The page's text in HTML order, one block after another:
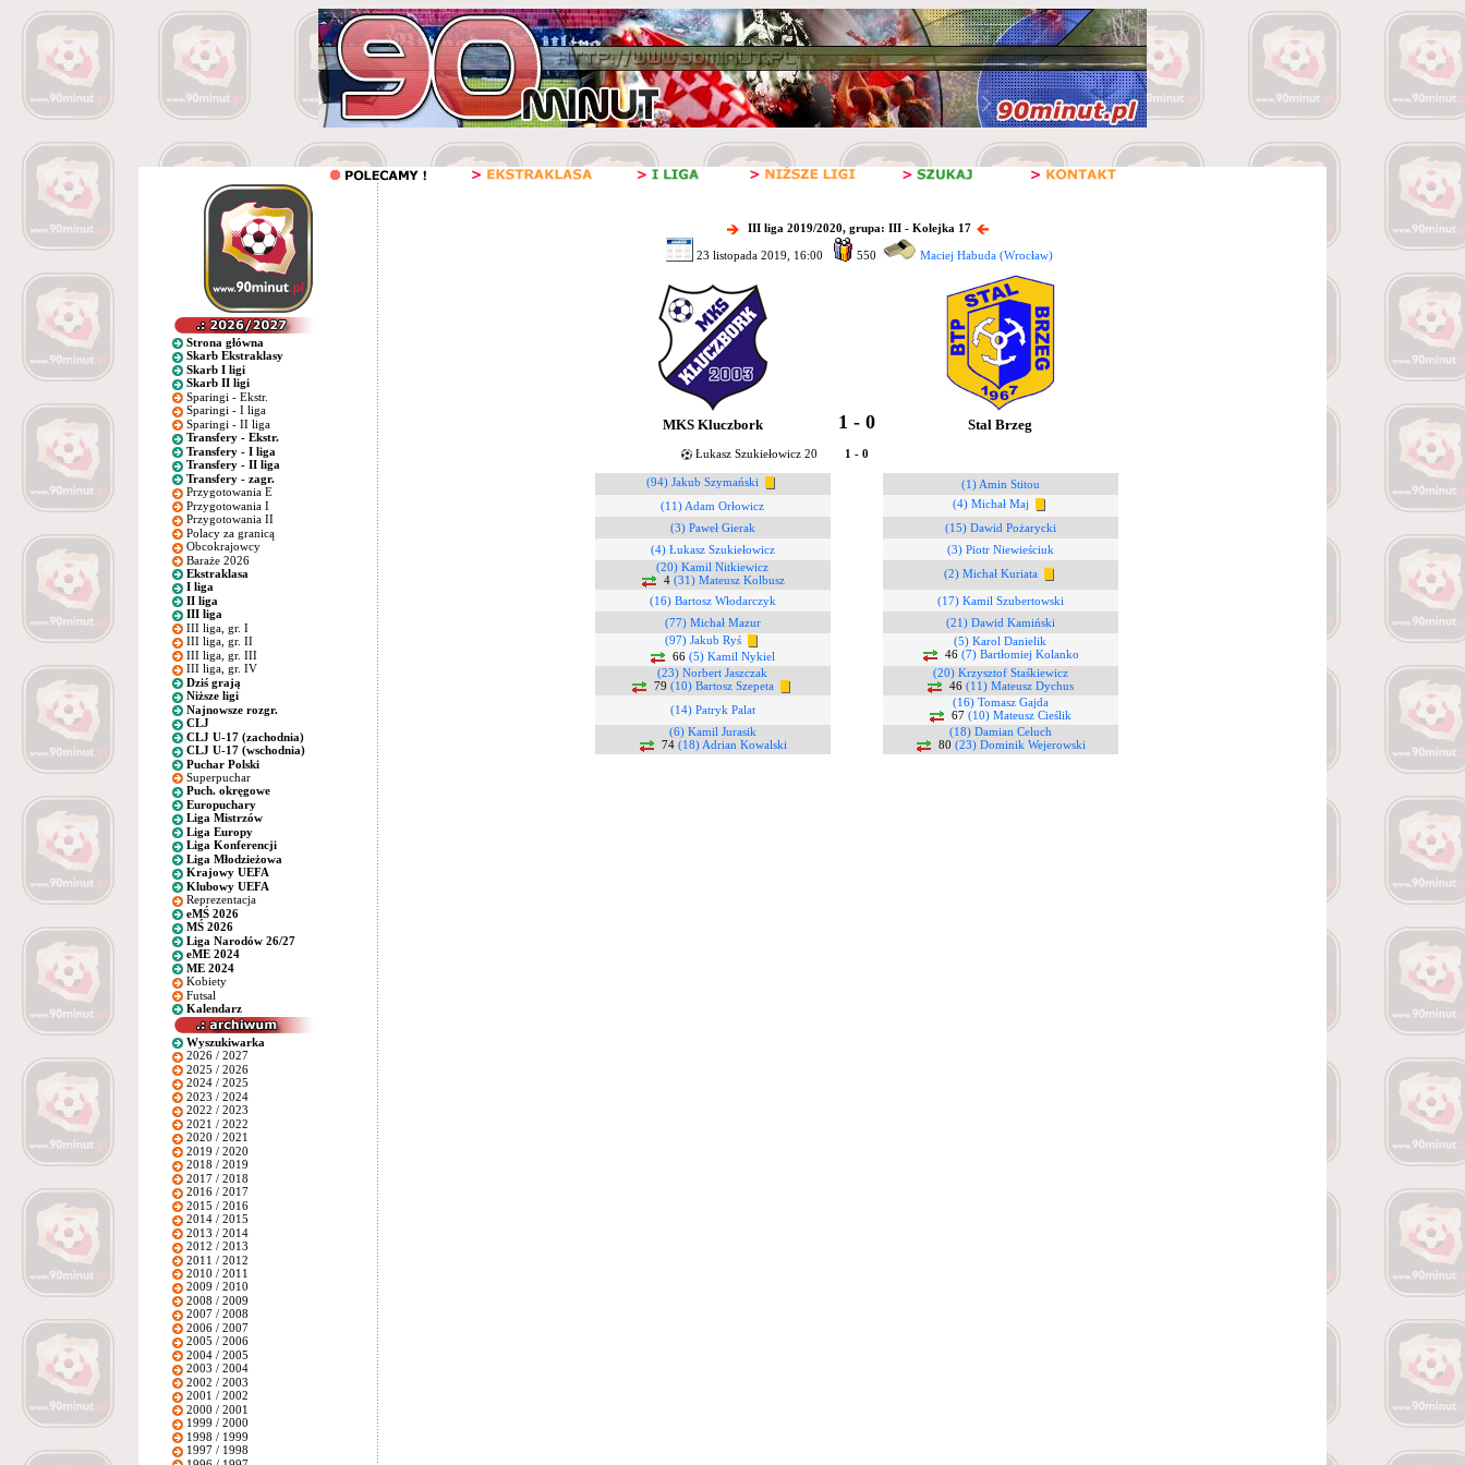
Strona główna
Skarb Ekstraklasy
Skarb I ligi
Skarb II ligi
Sparingi - Ekstr.
Sparingi - I liga
Sparingi - II liga
Transfery - Ekstr.
Transfery - I liga
Transfery - II liga
Transfery - zagr.
Przygotowania E
Przygotowania I
Przygotowania II
Polacy za granicą
Obcokrajowcy
Baraże 2026
Ekstraklasa
I liga
II liga
III liga
III liga, gr. I
III liga, gr. II
III liga, gr. III
III liga, gr. IV
Dziś grają
Niższe ligi
Najnowsze rozgr.
CLJ
CLJ U-17 (zachodnia)
CLJ U-17 (wschodnia)
Puchar Polski
Superpuchar
Puch. okręgowe
Europuchary
Liga Mistrzów
Liga Europy
Liga Konferencji
Liga Młodzieżowa
Krajowy UEFA
Klubowy UEFA
Reprezentacja
eMŚ 2026
MŚ 2026
Liga Narodów 26/27
eME 2024
ME 2024
Kobiety
Futsal
Kalendarz
Wyszukiwarka
2026 / 2027
2025 / 2026
2024 / 2025
2023 / 2024
2022 / 2023
2021 / 2022
2020 / 2021
2019 / 2020
2018 / 2019
2017 / 2018
2016 / 2017
2015 / 2016
2014 / 2015
2013 / 2014
2012 / 2013
2011 / 2012
2010 / 2011
2009 / 2010
2008 / 2009
2007 / 2008
2006 / 2007
2005 / 2006
2004 / 2005
2003 / 2004
2002 / 2003
2001 / 2002
2000 / 2001
1999 / 2000
1998 / 1999
1997 / 1998
III liga 2019/2020, grupa: III - Kolejka 17
23 listopada 2019, 16:00 550 Maciej Habuda (Wrocław)
MKS Kluczbork 1 - 0 Stal Brzeg
Łukasz Szukiełowicz 20 1 - 0
(94) Jakub Szymański
(1) Amin Stitou
(11) Adam Orłowicz
(4) Michał Maj
(3) Paweł Gierak
(15) Dawid Pożarycki
(4) Łukasz Szukiełowicz
(3) Piotr Niewieściuk
(20) Kamil Nitkiewicz
4 (31) Mateusz Kolbusz (2) Michał Kuriata
(16) Bartosz Włodarczyk
(17) Kamil Szubertowski
(77) Michał Mazur
(21) Dawid Kamiński
(97) Jakub Ryś
66 (5) Kamil Nykiel
(5) Karol Danielik
46 (7) Bartłomiej Kolanko
(23) Norbert Jaszczak
79 (10) Bartosz Szepeta
(20) Krzysztof Staśkiewicz
46 (11) Mateusz Dychus
(14) Patryk Palat
(16) Tomasz Gajda
67 (10) Mateusz Cieślik
(6) Kamil Jurasik
74 (18) Adrian Kowalski
(18) Damian Celuch
80 (23) Dominik Wejerowski